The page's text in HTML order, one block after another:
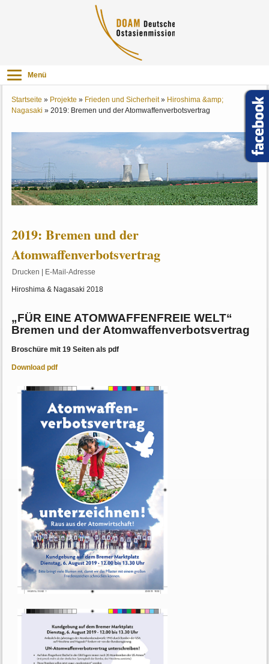
Menü
Startseite » Projekte » Frieden und Sicherheit» Hiroshima &amp;
Nagasaki »2019: Bremen und der Atomwaffenverbotsvertrag
2019: Bremen und der
Atomwaffenverbotsvertrag
Drucken E-Mail-Adresse
Hiroshima & Nagasaki 2018
„FÜR EINE ATOMWAFFENFREIE WELT“
Bremen und der Atomwaffenverbotsvertrag
Broschüre mit 19 Seiten als pdf
Download pdf